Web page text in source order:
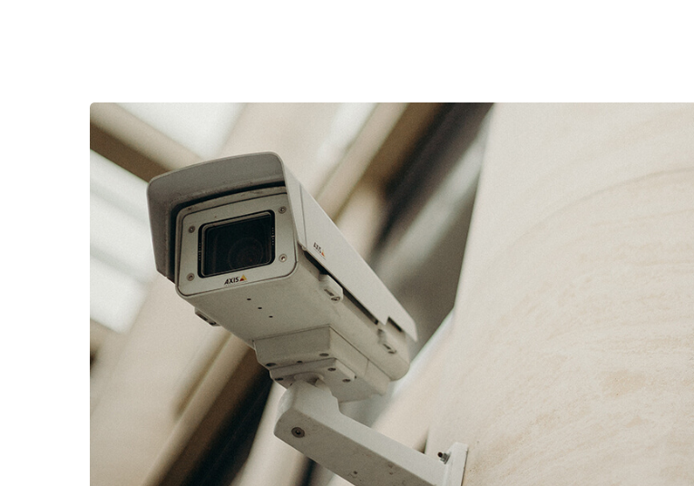
Para qualquer serviço
de infraestrutura, a
Xtech Lan Service é de
longe a mais inovadora
do setor.
equipe da Xtech Lan
Service era
simplesmente de
classe mundial.